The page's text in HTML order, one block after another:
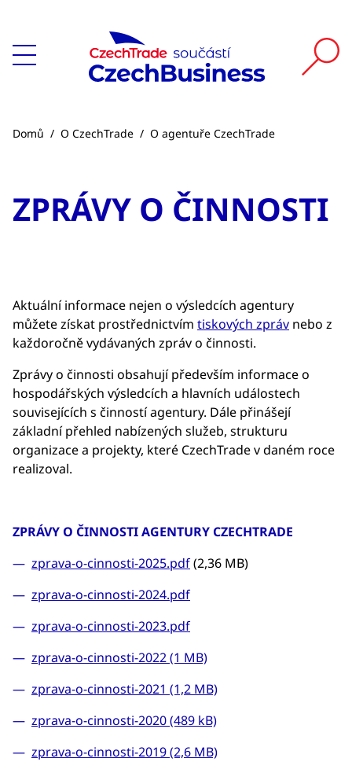
Domů / O CzechTrade / O agentuře CzechTrade
ZPRÁVY O ČINNOSTI
Aktuální informace nejen o výsledcích agentury
můžete získat prostřednictvím tiskových zpráv nebo z
každoročně vydávaných zpráv o činnosti.
Zprávy o činnosti obsahují především informace o
hospodářských výsledcích a hlavních událostech
souvisejících s činností agentury. Dále přinášejí
základní přehled nabízených služeb, strukturu
organizace a projekty, které CzechTrade v daném roce
realizoval.
ZPRÁVY O ČINNOSTI AGENTURY CZECHTRADE
zprava-o-cinnosti-2025.pdf(2,36 MB)
zprava-o-cinnosti-2024.pdf
zprava-o-cinnosti-2023.pdf
zprava-o-cinnosti-2022 (1 MB)
zprava-o-cinnosti-2021 (1,2 MB)
zprava-o-cinnosti-2020 (489 kB)
zprava-o-cinnosti-2019 (2,6 MB)